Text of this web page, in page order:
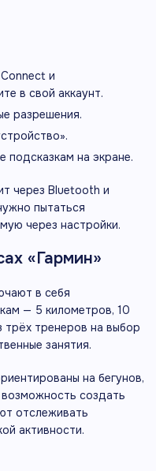
и
в свой аккаунт.
разрешения.
подсказкам на экране.
через Bluetooth и
пытаться
через настройки.
«Гармин»
в себя
— 5 километров, 10
тренеров на выбор
занятия.
на бегунов,
создать
отслеживать
активности.